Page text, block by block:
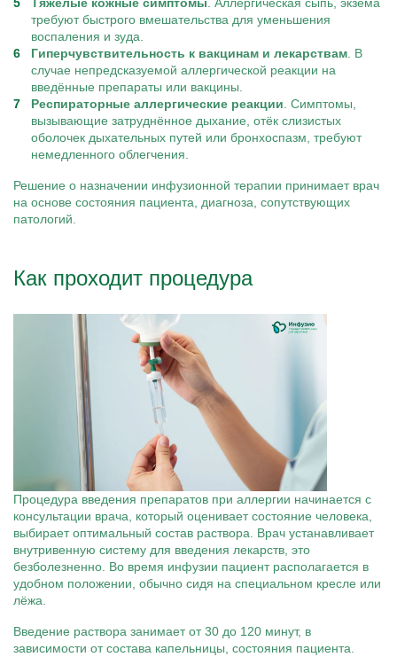
требуют быстрого вмешательства для уменьшения
воспаления и зуда.
Гиперчувствительность к вакцинам и лекарствам . В
случае непредсказуемой аллергической реакции на
введённые препараты или вакцины.
Респираторные аллергические реакции . Симптомы,
вызывающие затруднённое дыхание, отёк слизистых
оболочек дыхательных путей или бронхоспазм, требуют
немедленного облегчения.
Решение о назначении инфузионной терапии принимает врач
на основе состояния пациента, диагноза, сопутствующих
патологий.
Как проходит процедура
Процедура введения препаратов при аллергии начинается с
консультации врача, который оценивает состояние человека,
выбирает оптимальный состав раствора. Врач устанавливает
внутривенную систему для введения лекарств, это
безболезненно. Во время инфузии пациент располагается в
удобном положении, обычно сидя на специальном кресле или
лёжа.
Введение раствора занимает от 30 до 120 минут, в
зависимости от состава капельницы, состояния пациента.